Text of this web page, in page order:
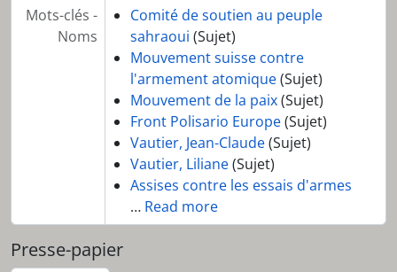
Mots-clés -
Noms
Comité de soutien au peuple
sahraoui (Sujet)
Mouvement suisse contre
l'armement atomique(Sujet)
Mouvement de la paix(Sujet)
Front Polisario Europe(Sujet)
Vautier, Jean-Claude(Sujet)
Vautier, Liliane(Sujet)
Assises contre les essais d'armes
… Read more
Presse-papier